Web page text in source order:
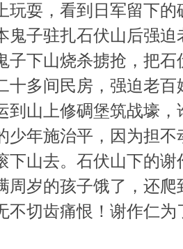
玩耍，看到日军留下
鬼子驻扎石伏山后强
子下山烧杀掳抢，把
十多间民房，强迫老
到山上修碉堡筑战壕
少年施治平，因为担
下山去。石伏山下的
周岁的孩子饿了，还
不切齿痛恨！谢作仁